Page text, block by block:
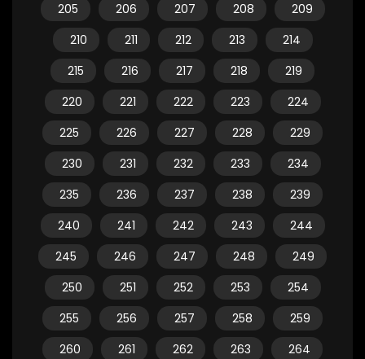
205
206 207 208
209
210
211 212 213
214
215
216 217 218
219
220
221 222 223
224
225
226 227 228
229
230
231 232 233
234
235
236 237 238
239
240
241 242 243
244
245
246 247 248
249
250
251 252 253
254
255
256 257 258
259
260
261 262 263
264